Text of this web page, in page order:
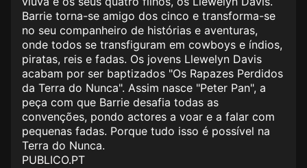
Barrie torna-se amigo dos cinco e transforma-se
no seu companheiro de histórias e aventuras,
onde todos se transfiguram em cowboys e índios,
piratas, reis e fadas. Os jovens Llewelyn Davis
acabam por ser baptizados "Os Rapazes Perdidos
da Terra do Nunca". Assim nasce "Peter Pan", a
peça com que Barrie desafia todas as
convenções, pondo actores a voar e a falar com
pequenas fadas. Porque tudo isso é possível na
Terra do Nunca.
PUBLICO.PT